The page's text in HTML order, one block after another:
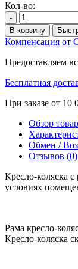
Кол-во:
-
В корзину
Компенсация от
Предоставляем
Бесплатная
При заказе от 10
Обзор
Обмен /
Отзывов (0)
Кресло-коляска
условиях
Рама кресло-
Кресло-коляска